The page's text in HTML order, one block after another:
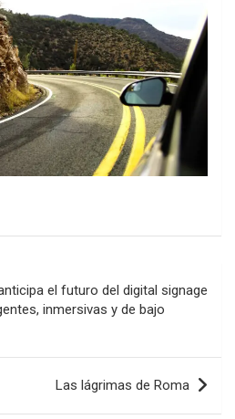
el futuro del digital signage
inmersivas y de bajo
Las lágrimas de Roma